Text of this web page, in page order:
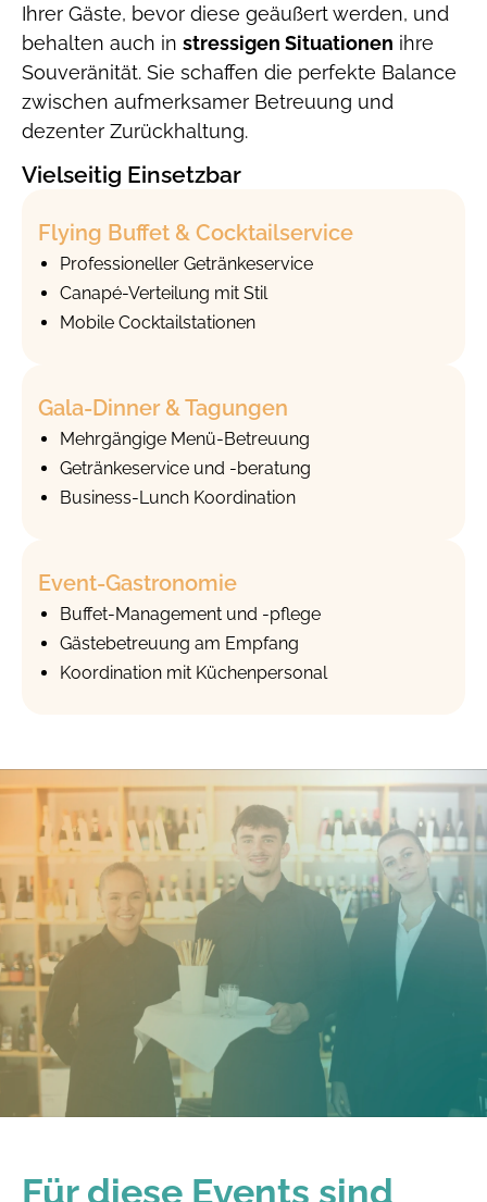
Ihrer Gäste, bevor diese geäußert werden, und
behalten auch in stressigen Situationen ihre
Souveränität. Sie schaffen die perfekte Balance
zwischen aufmerksamer Betreuung und
dezenter Zurückhaltung.
Vielseitig Einsetzbar
Flying Buffet & Cocktail­service
Professioneller Getränkeservice
Canapé-Verteilung mit Stil
Mobile Cocktailstationen
Gala-Dinner & Tagungen
Mehrgängige Menü-Betreuung
Getränkeservice und -beratung
Business-Lunch Koordination
Event-Gastronomie
Buffet-Management und -pflege
Gästebetreuung am Empfang
Koordination mit Küchenpersonal
Für diese Events sind